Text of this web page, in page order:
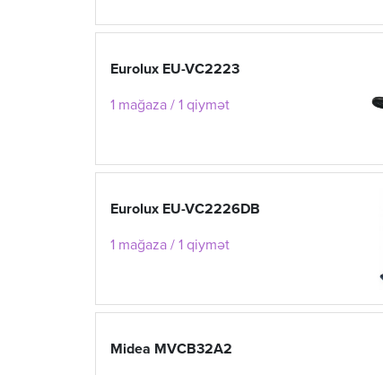
Eurolux EU-VC2223
1 mağaza / 1 qiymət
Eurolux EU-VC2226DB
1 mağaza / 1 qiymət
Midea MVCB32A2